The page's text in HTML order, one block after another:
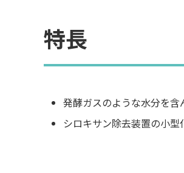
特長
発酵ガスのような水分を含
シロキサン除去装置の小型